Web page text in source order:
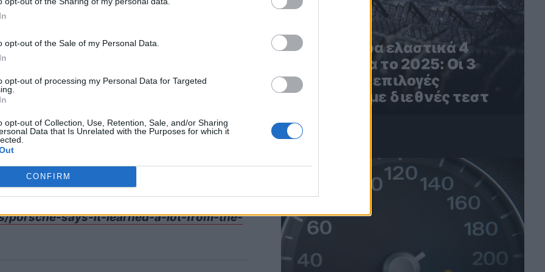
opt-out of the Sale of my Personal Data.
opt-out of processing my Personal Data for Targeted
opt-out of Collection, Use, Retention, Sale, and/or Sharing
Data that Is Unrelated with the Purposes for which it
CONFIRM
εξάγει αυτοκίνητα που κατασκευάζονται
Ασίας και της Μέσης Ανατολής. Ωστόσο,
λόγω διαφορών στην ηλεκτρονική
the Hyundai Ioniq 5 N: TDS
δυνατά την πόρτα του αμαξιού μετά τις
porsche-says-it-learned-a-lot-from-the-
Τα καλύτερα ελαστικά 4
εποχών για το 2025: Οι 3
καλύτερες επιλογές
σύμφωνα με διεθνές τεστ
4